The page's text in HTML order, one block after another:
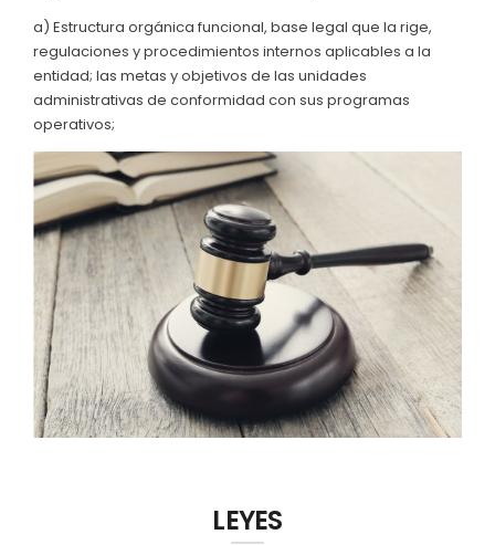
GESTIÓN ADMINISTRATIVA
Plan de desarrollo y Ordenamiento Territorial -
Plan Anual Contratación - PAC
Plan Operativo Anual - POA
Convenios Institucionales
PRESUPUESTO: EJECUCIÓN Y REPORTES
Cédulas presupuestarias y balances
Procesos de contratación
Ejecución Presupuestaria
Obras y proyectos
a) Estructura orgánica funcional, base legal que la rige,
regulaciones y procedimientos internos aplicables a la
entidad; las metas y objetivos de las unidades
administrativas de conformidad con sus programas
operativos;
LEYES